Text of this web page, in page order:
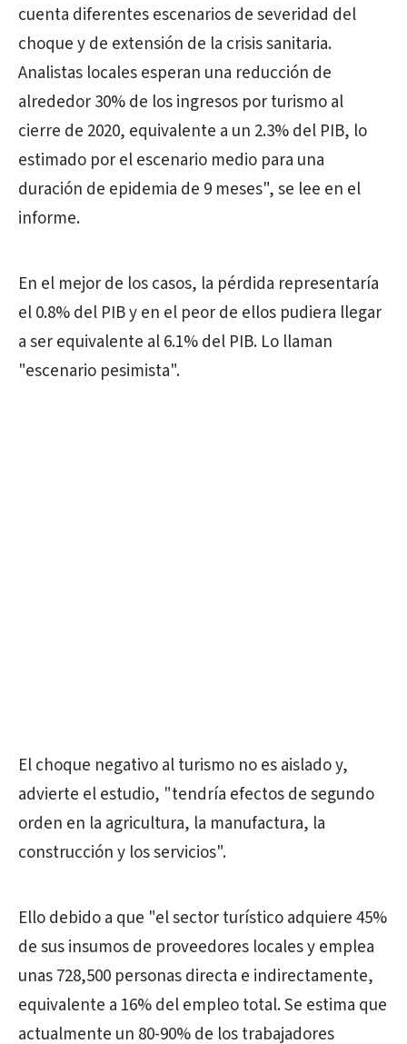
cuenta diferentes escenarios de severidad del
choque y de extensión de la crisis sanitaria.
Analistas locales esperan una reducción de
alrededor 30% de los ingresos por turismo al
cierre de 2020, equivalente a un 2.3% del PIB, lo
estimado por el escenario medio para una
duración de epidemia de 9 meses", se lee en el
informe.
En el mejor de los casos, la pérdida representaría
el 0.8% del PIB y en el peor de ellos pudiera llegar
a ser equivalente al 6.1% del PIB. Lo llaman
"escenario pesimista".
El choque negativo al turismo no es aislado y,
advierte el estudio, "tendría efectos de segundo
orden en la agricultura, la manufactura, la
construcción y los servicios".
Ello debido a que "el sector turístico adquiere 45%
de sus insumos de proveedores locales y emplea
unas 728,500 personas directa e indirectamente,
equivalente a 16% del empleo total. Se estima que
actualmente un 80-90% de los trabajadores